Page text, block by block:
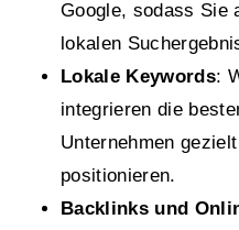
Google, sodass Sie
lokalen
Lokale Keywords:
integrieren die
Unternehmen
positionieren.
Backlinks und